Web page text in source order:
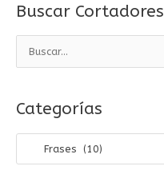
Buscar Cortadores
c
a
Categorías
Frases (10)